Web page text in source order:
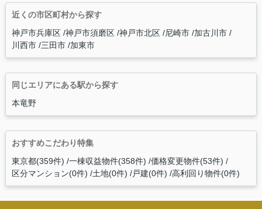
近くの市区町村から探す
神戸市兵庫区 神戸市須磨区 神戸市北区 尼崎市 加古川市
川西市 三田市 加東市
同じエリアにある駅から探す
本竜野
おすすめこだわり特集
東京都(359件) 一棟収益物件(358件) 価格変更物件(53件)
区分マンション(0件) 土地(0件) 戸建(0件) 高利回り物件(0件)